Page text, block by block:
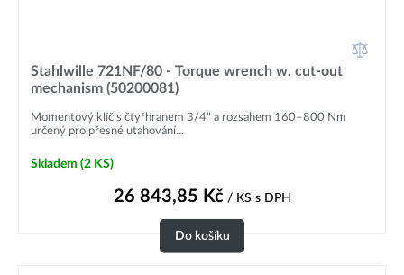
Stahlwille 721NF/80 - Torque wrench w. cut-out
mechanism (50200081)
Momentový klíč s čtyřhranem 3/4" a rozsahem 160–800 Nm
určený pro přesné utahování...
Skladem (2 KS)
26 843,85 Kč/ KS s DPH
Do košíku